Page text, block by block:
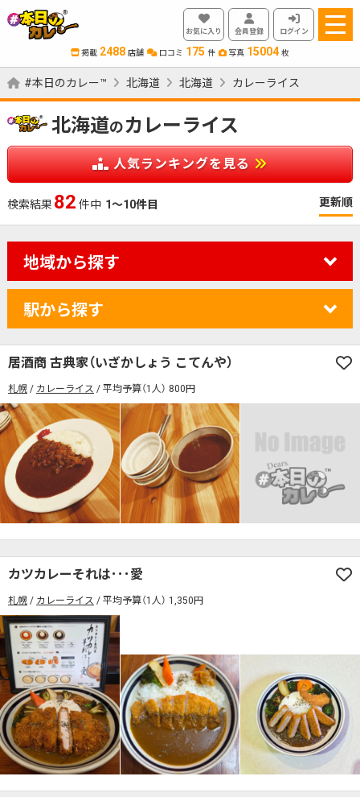
お気に入り 会員登録 ログイン
掲載 2488 店舗 口コミ 175 件 写真 15004 枚
#本日のカレー™ 北海道 北海道 カレーライス
北海道のカレーライス
人気ランキングを見る
検索結果 82 件中 1～10件目 更新順
地域から探す
カレーのジャンルを絞り込む
無料駐車場あり 1人でも入りやすいお店
モーニングあり ランチあり 夜10時以降も営業
年中無休 5名以上の団体歓迎 テイクアウトOK
デリバリー対応 禁煙席のみ 喫煙席あり
カウンター席あり テーブル席あり テラス席あり
カレー専門店 辛さが選べるお店
カード決済可
#本日のカレー見た！で特典あり
検索する
駅から探す
カレーのジャンルを絞り込む
席の予約可 駅から徒歩5分以内
無料駐車場あり 1人でも入りやすいお店
モーニングあり ランチあり 夜10時以降も営業
年中無休 5名以上の団体歓迎
デリバリー対応 禁煙席のみ 喫煙席あり
カウンター席あり
テラス席ペット可 子連れ・赤ちゃんOK
カレー専門店
キッズメニューあり ポイント貯まる・使える
カード決済可 電子マネー決済可
#本日のカレー見た！で特典あり
検索する
居酒商 古典家（いざかしょう こてんや）
札幌 カレーライス 平均予算（1人） 800円
カツカレーそれは･･･愛
札幌 カレーライス 平均予算（1人） 1,350円